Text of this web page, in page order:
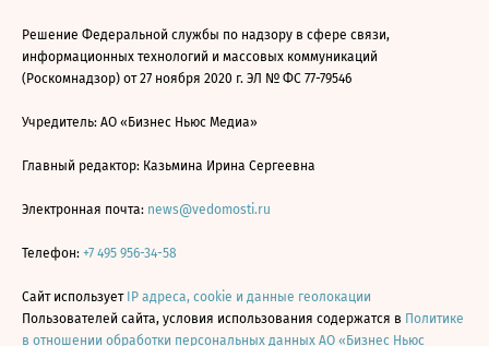
Решение Федеральной службы по надзору в сфере связи,
информационных технологий и массовых коммуникаций
(Роскомнадзор) от 27 ноября 2020 г. ЭЛ № ФС 77-79546
Учредитель: АО «Бизнес Ньюс Медиа»
Главный редактор: Казьмина Ирина Сергеевна
Электронная почта: news@vedomosti.ru
Телефон: +7 495 956-34-58
Сайт использует IP адреса, cookie и данные геолокации
Пользователей сайта, условия использования содержатся в Политике
в отношении обработки персональных данных АО «Бизнес Ньюс